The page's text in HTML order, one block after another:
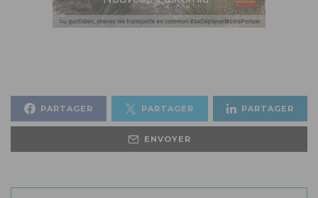
PARTAGER PARTAGER PARTAGER
ENVOYER